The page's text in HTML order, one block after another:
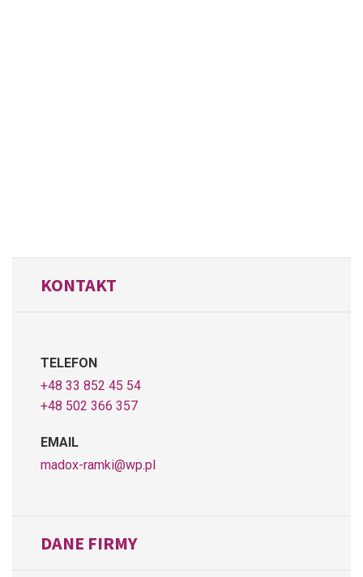
KONTAKT
TELEFON
+48 33 852 45 54
+48 502 366 357
EMAIL
madox-ramki@wp.pl
DANE FIRMY